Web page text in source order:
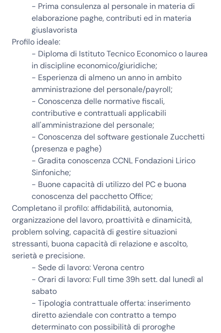
- Prima consulenza al personale in materia di
elaborazione paghe, contributi ed in materia
giuslavorista
Profilo ideale:
- Diploma di Istituto Tecnico Economico o laurea
in discipline economico/giuridiche;
- Esperienza di almeno un anno in ambito
amministrazione del personale/payroll;
- Conoscenza delle normative fiscali,
contributive e contrattuali applicabili
all'amministrazione del personale;
- Conoscenza del software gestionale Zucchetti
(presenza e paghe)
- Gradita conoscenza CCNL Fondazioni Lirico
Sinfoniche;
- Buone capacità di utilizzo del PC e buona
conoscenza del pacchetto Office;
Completano il profilo:affidabilità, autonomia,
organizzazione del lavoro, proattività e dinamicità,
problem solving, capacità di gestire situazioni
stressanti, buona capacità di relazione e ascolto,
serietà e precisione.
- Sede di lavoro: Verona centro
- Orari di lavoro: Full time 39h sett. dal lunedì al
sabato
- Tipologia contrattuale offerta: inserimento
diretto aziendale con contratto a tempo
determinato con possibilità di proroghe